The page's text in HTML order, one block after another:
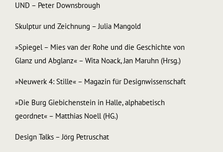
UND – Peter Downsbrough
Skulptur und Zeichnung – Julia Mangold
»Spiegel – Mies van der Rohe und die Geschichte von
Glanz und Abglanz« – Wita Noack, Jan Maruhn (Hrsg.)
»Neuwerk 4: Stille« – Magazin für Designwissenschaft
»Die Burg Giebichenstein in Halle, alphabetisch
geordnet« – Matthias Noell (HG.)
Design Talks – Jörg Petruschat